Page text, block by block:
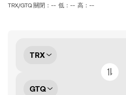
TRX/GTQ 關閉：-- 低：-- 高：--
TRX
GTQ